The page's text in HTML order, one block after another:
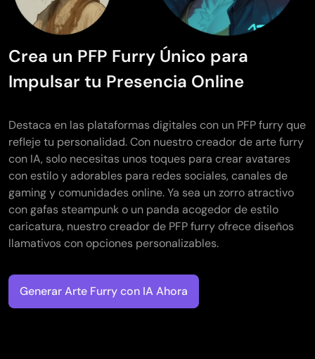
Crea un PFP Furry Único para
Impulsar tu Presencia Online
Destaca en las plataformas digitales con un PFP furry que
refleje tu personalidad. Con nuestro creador de arte furry
con IA, solo necesitas unos toques para crear avatares
con estilo y adorables para redes sociales, canales de
gaming y comunidades online. Ya sea un zorro atractivo
con gafas steampunk o un panda acogedor de estilo
caricatura, nuestro creador de PFP furry ofrece diseños
llamativos con opciones personalizables.
Generar Arte Furry con IA Ahora